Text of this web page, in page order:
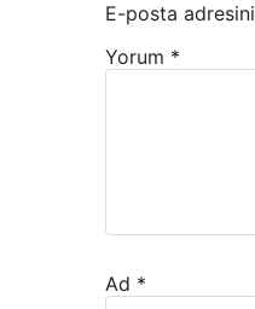
E-posta
Yorum *
Ad *